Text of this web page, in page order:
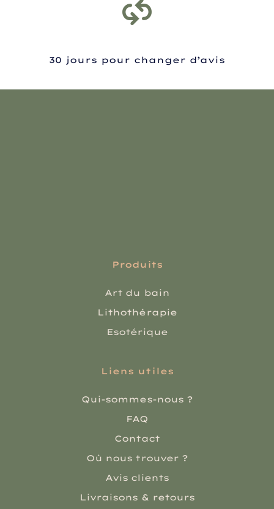
30 jours pour changer d’avis
Produits
Art du bain
Lithothérapie
Esotérique
Liens utiles
Qui-sommes-nous ?
FAQ
Contact
Où nous trouver ?
Avis clients
Livraisons & retours